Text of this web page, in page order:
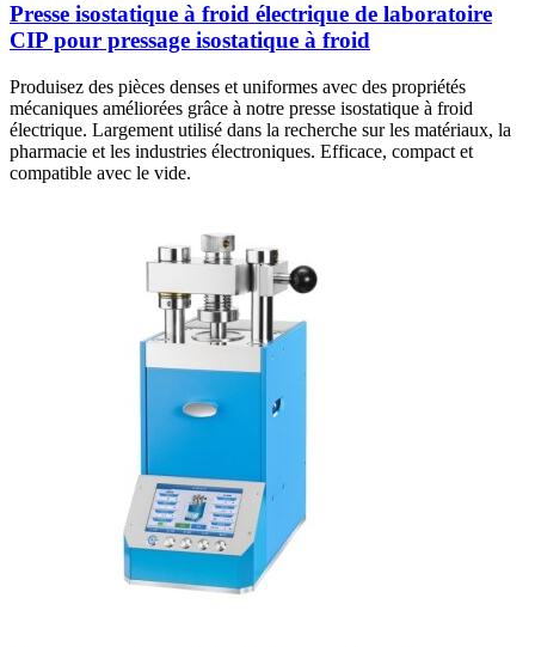
Presse isostatique à froid électrique de laboratoire
CIP pour pressage isostatique à froid
Produisez des pièces denses et uniformes avec des propriétés
mécaniques améliorées grâce à notre presse isostatique à froid
électrique. Largement utilisé dans la recherche sur les matériaux, la
pharmacie et les industries électroniques. Efficace, compact et
compatible avec le vide.